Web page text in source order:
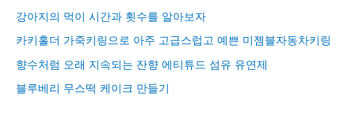
강아지의 먹이 시간과 횟수를 알아보자
카키홀더 가죽키링으로 아주 고급스럽고 예쁜 미젬블자동차키링
향수처럼 오래 지속되는 잔향 에티튜드 섬유 유연제
블루베리 무스떡 케이크 만들기